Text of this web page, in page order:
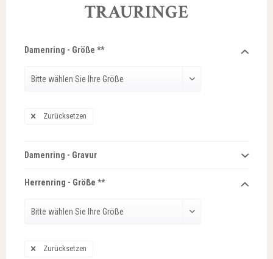
TRAURINGE
Damenring - Größe **
Zurücksetzen
Damenring - Gravur
Herrenring - Größe **
Zurücksetzen